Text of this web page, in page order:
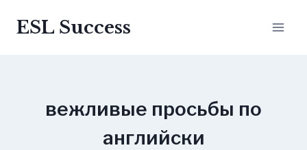
ESL Success
вежливые просьбы по
английски